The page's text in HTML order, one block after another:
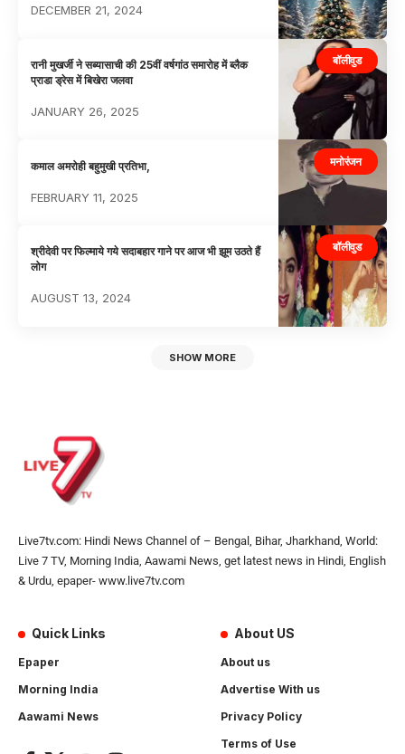
DECEMBER 21, 2024
बॉलीवुड
रानी मुखर्जी ने सब्यासाची की 25वीं वर्षगांठ समारोह में ब्लैक
प्राडा ड्रेस में बिखेरा जलवा
JANUARY 26, 2025
मनोरंजन
कमाल अमरोही बहुमुखी प्रतिभा,
FEBRUARY 11, 2025
बॉलीवुड
श्रीदेवी पर फिल्माये गये सदाबहार गाने पर आज भी झूम उठते हैं
लोग
AUGUST 13, 2024
SHOW MORE
Live7tv.com: Hindi News Channel of – Bengal, Bihar, Jharkhand, World:
Live 7 TV, Morning India, Aawami News, get latest news in Hindi, English
& Urdu, epaper- www.live7tv.com
Quick Links
Epaper
Morning India
Aawami News
About US
About us
Advertise With us
Privacy Policy
Terms of Use